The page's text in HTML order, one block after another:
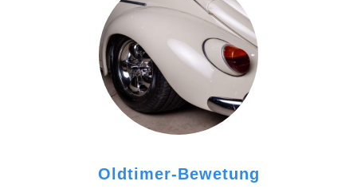
Oldtimer-Bewetung